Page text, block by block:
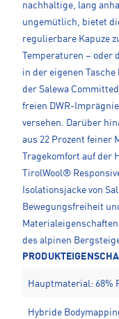
nachhaltige, lang
ungemütlich, bietet
regulierbare Kapuze
Temperaturen –
in der eigenen
der Salewa
freien DWR-
versehen. Darüber
aus 22 Prozent feiner
Tragekomfort auf der
TirolWool®
Isolationsjacke von
Bewegungsfreiheit
des alpinen
Hauptmaterial: 68%
Hybride